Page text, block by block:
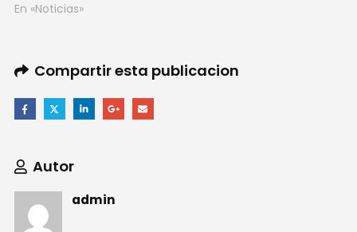
En «Noticias»
Compartir esta publicacion
Autor
admin